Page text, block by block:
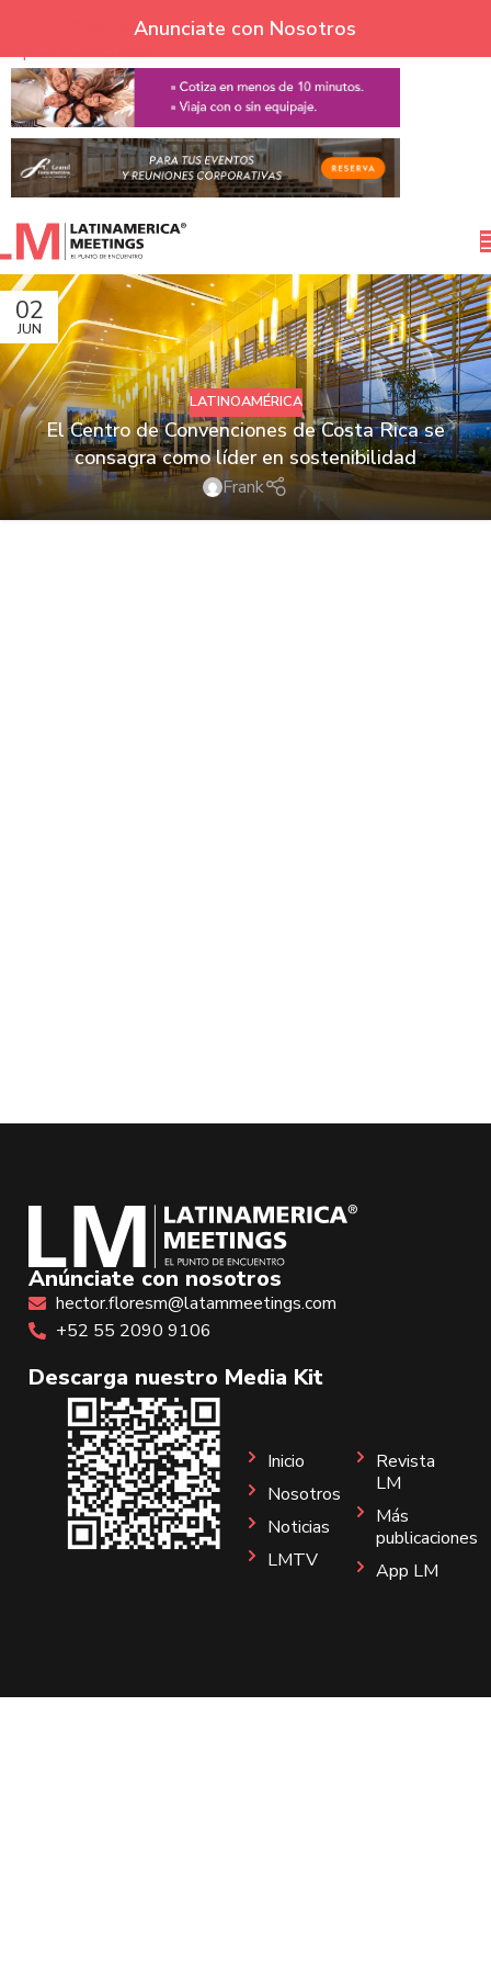
Skip to navigation
Skip to main content
Anunciate con Nosotros
02
JUN
LATINOAMÉRICA
El Centro de Convenciones de Costa Rica se
consagra como líder en sostenibilidad
Frank
Anúnciate con nosotros
hector.floresm@latammeetings.com
+52 55 2090 9106
Descarga nuestro Media Kit
Inicio
Nosotros
Noticias
LMTV
Revista
LM
Más
publicaciones
App LM